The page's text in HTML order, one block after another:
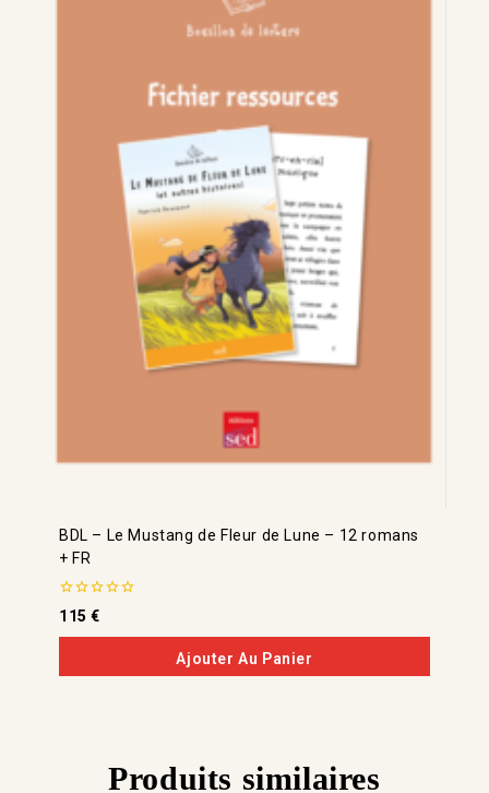
BDL – Le Mustang de Fleur de Lune – 12 romans
+ FR
0
de
5
115€
Ajouter Au Panier
Produits similaires